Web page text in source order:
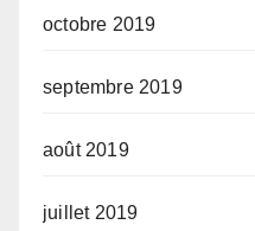
octobre 2019
septembre 2019
août 2019
juillet 2019